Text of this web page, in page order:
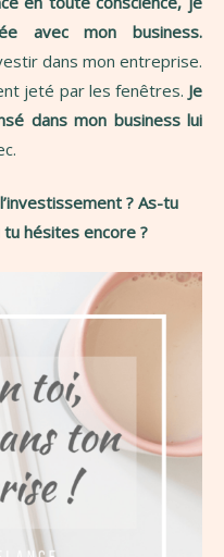
avec mon business.
dans mon entreprise.
jeté par les fenêtres. Je
dans mon business lui
? As-tu
hésites encore ?